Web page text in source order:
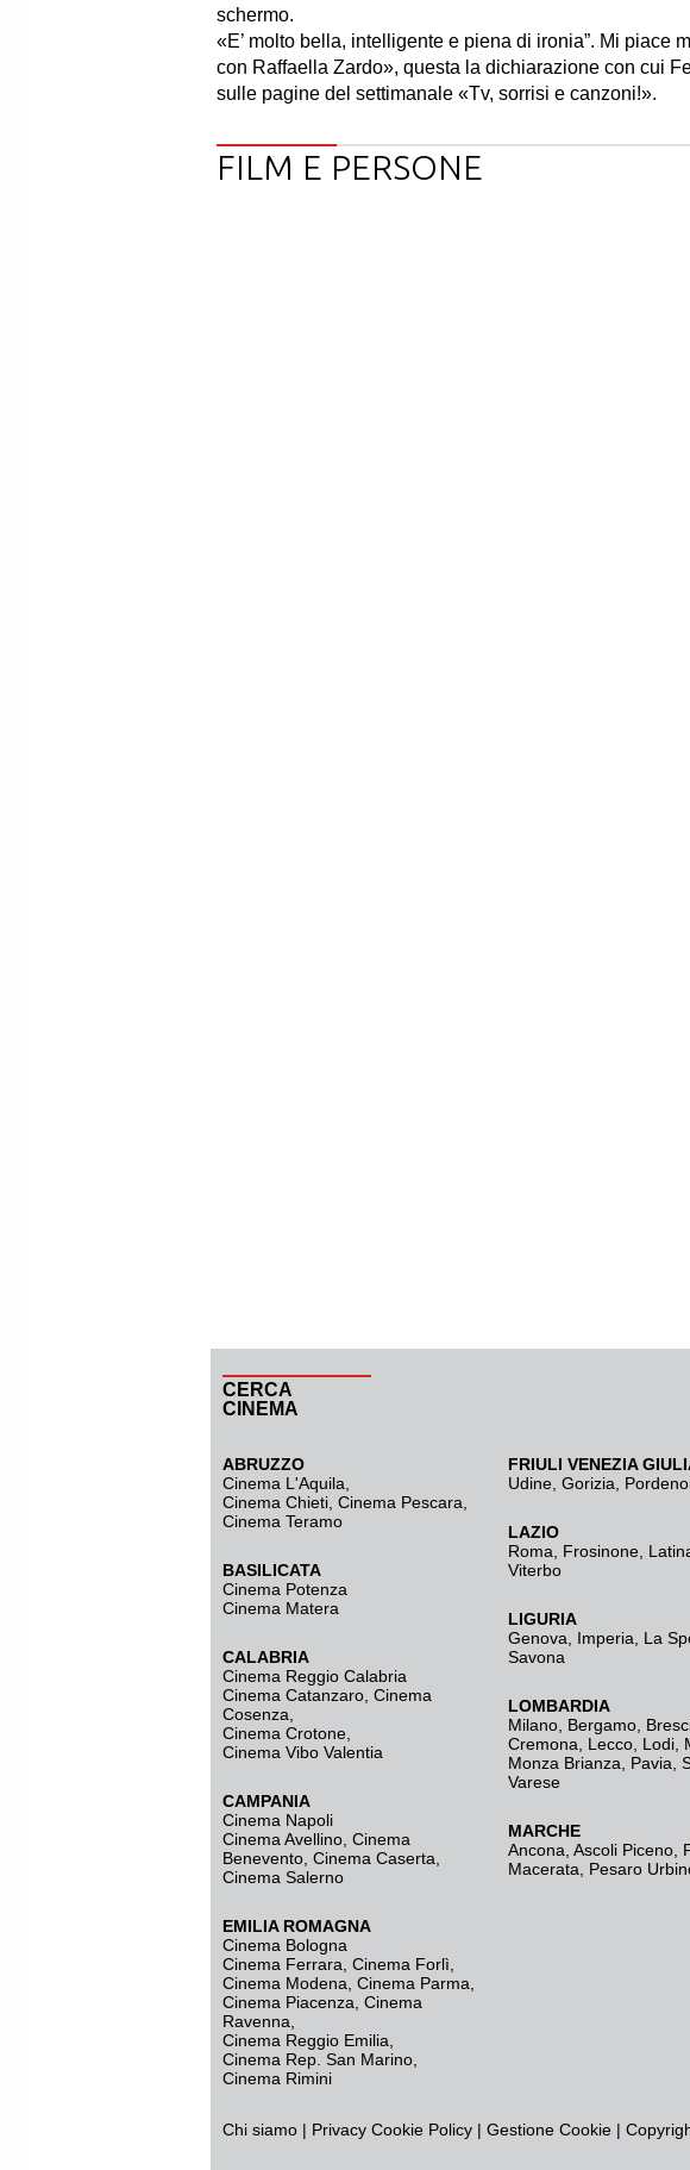
schermo.
«E’ molto bella, intelligente e piena di ironia”. Mi piace
con Raffaella Zardo», questa la dichiarazione con cui
sulle pagine del settimanale «Tv, sorrisi e canzoni!».
FILM E PERSONE
CERCA
CINEMA
ABRUZZO
Cinema L'Aquila
Cinema Chieti, Cinema Pescara,
Cinema Teramo
BASILICATA
Cinema Potenza
Cinema Matera
CALABRIA
Cinema Reggio Calabria
Cinema Catanzaro Cinema
Cosenza
Cinema Crotone
Cinema Vibo Valentia
CAMPANIA
Cinema Napoli
Cinema Avellino Cinema
Benevento Cinema Caserta
Cinema Salerno
EMILIA ROMAGNA
Cinema Bologna
Cinema Ferrara Cinema Forlì
Cinema Modena Cinema Parma
Cinema Piacenza Cinema
Ravenna
Cinema Reggio Emilia
Cinema Rep. San Marino
Cinema Rimini
FRIULI VENEZIA
Udine Gorizia
LAZIO
Roma
Frosinone
Viterbo
LIGURIA
Genova
Imperia La
Savona
LOMBARDIA
Milano Bergamo
Cremona
Lecco Lodi
Monza Brianza
Pavia
Varese
MARCHE
Ancona Ascoli Piceno
Macerata
Pesaro
Chi siamo | Privacy Cookie Policy | Gestione Cookie |